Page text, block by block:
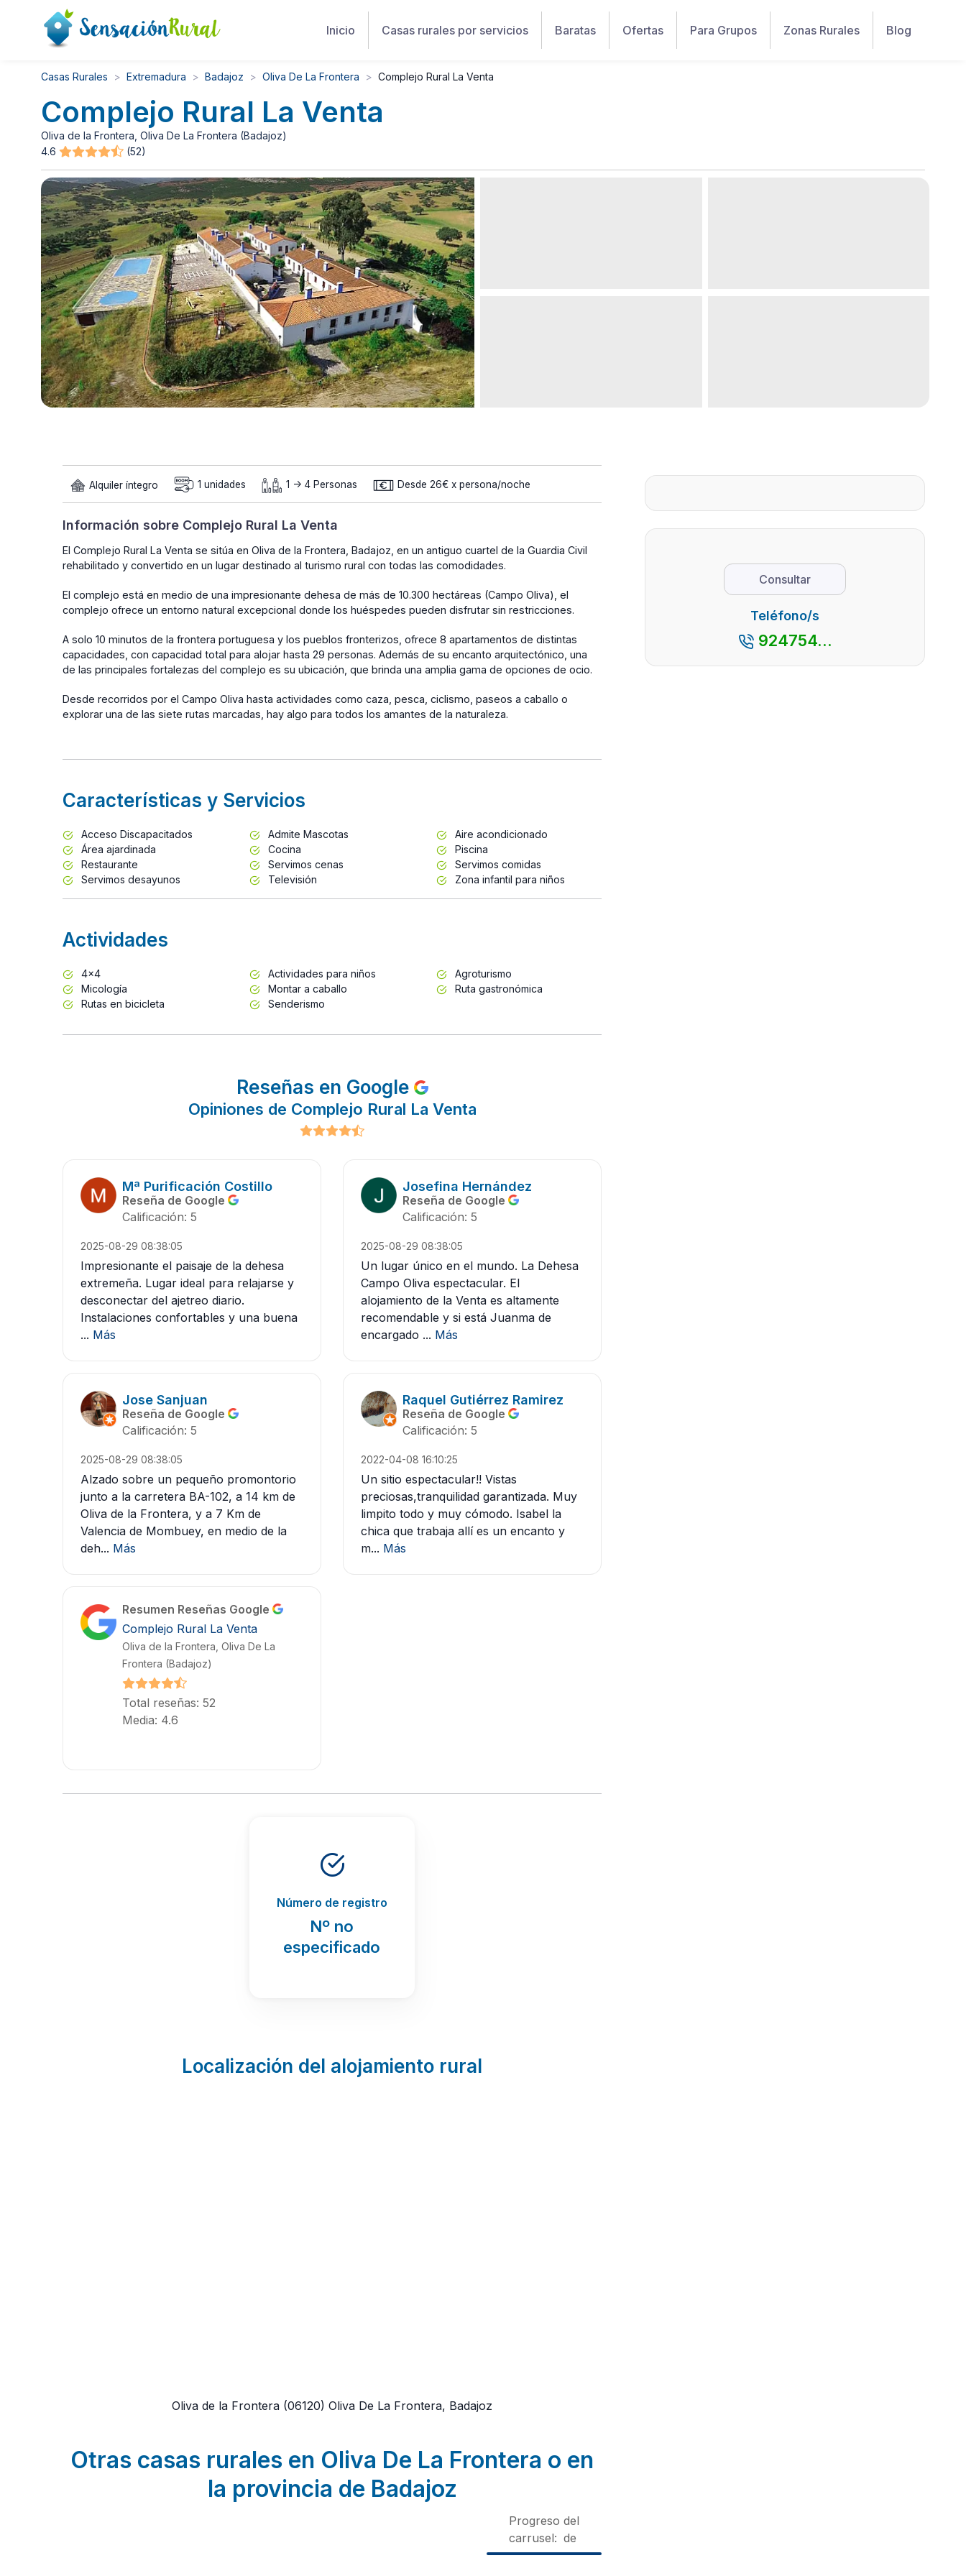
Inicio Casas rurales por servicios Baratas Ofertas Para Grupos Zonas Rurales Blog
Casas Rurales Extremadura Badajoz Oliva De La Frontera Complejo Rural La Venta
Complejo Rural La Venta
Oliva de la Frontera, Oliva De La Frontera (Badajoz)
4.6
(52)
Alquiler íntegro 1 unidades 1 -> 4 Personas Desde 26€ x persona/noche
Información sobre Complejo Rural La Venta
El Complejo Rural La Venta se sitúa en Oliva de la Frontera, Badajoz, en un antiguo cuartel de la Guardia Civil
rehabilitado y convertido en un lugar destinado al turismo rural con todas las comodidades.
El complejo está en medio de una impresionante dehesa de más de 10.300 hectáreas (Campo Oliva), el
complejo ofrece un entorno natural excepcional donde los huéspedes pueden disfrutar sin restricciones.
A solo 10 minutos de la frontera portuguesa y los pueblos fronterizos, ofrece 8 apartamentos de distintas
capacidades, con capacidad total para alojar hasta 29 personas. Además de su encanto arquitectónico, una
de las principales fortalezas del complejo es su ubicación, que brinda una amplia gama de opciones de ocio.
Desde recorridos por el Campo Oliva hasta actividades como caza, pesca, ciclismo, paseos a caballo o
explorar una de las siete rutas marcadas, hay algo para todos los amantes de la naturaleza.
Características y Servicios
Acceso Discapacitados Admite Mascotas
Aire acondicionado
Área ajardinada
Cocina
Piscina
Restaurante
Servimos cenas
Servimos comidas
Servimos desayunos
Televisión Zona infantil para niños
Actividades
4x4 Actividades para niños
Agroturismo
Micología
Montar a caballo
Ruta gastronómica
Rutas en bicicleta
Senderismo
Reseñas en Google
Opiniones de Complejo Rural La Venta
Mª Purificación Costillo
Reseña de Google
Calificación: 5
2025-08-29 08:38:05
Impresionante el paisaje de la dehesa
extremeña. Lugar ideal para relajarse y
desconectar del ajetreo diario.
Instalaciones confortables y una buena
... Más
Josefina Hernández
Reseña de Google
Calificación: 5
2025-08-29 08:38:05
Un lugar único en el mundo. La Dehesa
Campo Oliva espectacular. El
alojamiento de la Venta es altamente
recomendable y si está Juanma de
encargado ... Más
Jose Sanjuan
Reseña de Google
Calificación: 5
2025-08-29 08:38:05
Alzado sobre un pequeño promontorio
junto a la carretera BA-102, a 14 km de
Oliva de la Frontera, y a 7 Km de
Valencia de Mombuey, en medio de la
deh... Más
Raquel Gutiérrez Ramirez
Reseña de Google
Calificación: 5
2022-04-08 16:10:25
Un sitio espectacular!! Vistas
preciosas,tranquilidad garantizada. Muy
limpito todo y muy cómodo. Isabel la
chica que trabaja allí es un encanto y
m... Más
Resumen Reseñas Google
Complejo Rural La Venta
Oliva de la Frontera, Oliva De La
Frontera (Badajoz)
Total reseñas: 52
Media: 4.6
Número de registro
Nº no
especificado
Localización del alojamiento rural
Oliva de la Frontera (06120) Oliva De La Frontera, Badajoz
Otras casas rurales en Oliva De La Frontera o en
la provincia de Badajoz
Progreso del
carrusel: de
Consultar
Teléfono/s
924754...